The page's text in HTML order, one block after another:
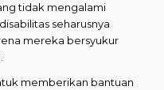
tidak mengalami
seharusnya
mereka bersyukur
memberikan bantuan